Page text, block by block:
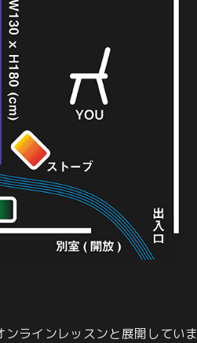
ラインレッスンと展開していま